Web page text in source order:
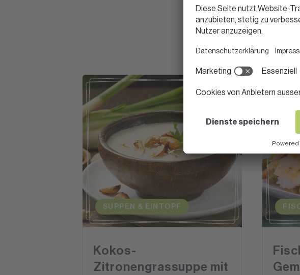
SUPPEN & EINTOPF
Kokos-
Zitronengrassuppe mit